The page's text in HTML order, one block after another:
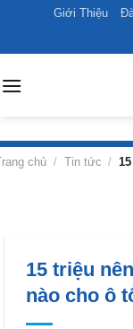
content
Giới Thiệu
chủ / Tin tức /
15 triệu
nào cho ô